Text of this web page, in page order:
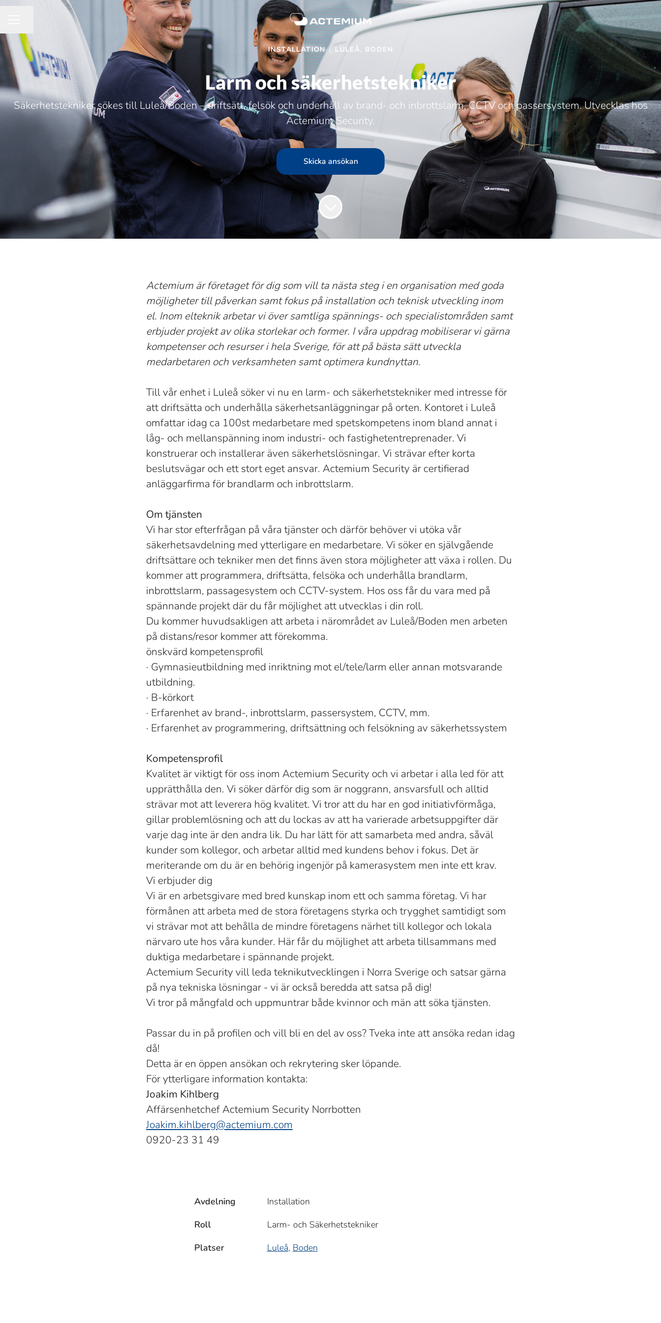
INSTALLATION · LULEÅ, BODEN
Larm och säkerhetstekniker
Säkerhetstekniker sökes till Luleå/Boden – driftsätt, felsök och underhåll av brand- och inbrottslarm, CCTV och passersystem. Utvecklas hos
Actemium Security.
Skicka ansökan
Actemium är företaget för dig som vill ta nästa steg i en organisation med goda
möjligheter till påverkan samt fokus på installation och teknisk utveckling inom
el. Inom elteknik arbetar vi över samtliga spännings- och specialistområden samt
erbjuder projekt av olika storlekar och former. I våra uppdrag mobiliserar vi gärna
kompetenser och resurser i hela Sverige, för att på bästa sätt utveckla
medarbetaren och verksamheten samt optimera kundnyttan.
Till vår enhet i Luleå söker vi nu en larm- och säkerhetstekniker med intresse för
att driftsätta och underhålla säkerhetsanläggningar på orten. Kontoret i Luleå
omfattar idag ca 100st medarbetare med spetskompetens inom bland annat i
låg- och mellanspänning inom industri- och fastighetentreprenader. Vi
konstruerar och installerar även säkerhetslösningar. Vi strävar efter korta
beslutsvägar och ett stort eget ansvar. Actemium Security är certifierad
anläggarfirma för brandlarm och inbrottslarm.
Om tjänsten
Vi har stor efterfrågan på våra tjänster och därför behöver vi utöka vår
säkerhetsavdelning med ytterligare en medarbetare. Vi söker en självgående
driftsättare och tekniker men det finns även stora möjligheter att växa i rollen. Du
kommer att programmera, driftsätta, felsöka och underhålla brandlarm,
inbrottslarm, passagesystem och CCTV-system. Hos oss får du vara med på
spännande projekt där du får möjlighet att utvecklas i din roll.
Du kommer huvudsakligen att arbeta i närområdet av Luleå/Boden men arbeten
på distans/resor kommer att förekomma.
önskvärd kompetensprofil
· Gymnasieutbildning med inriktning mot el/tele/larm eller annan motsvarande
utbildning.
· B-körkort
· Erfarenhet av brand-, inbrottslarm, passersystem, CCTV, mm.
· Erfarenhet av programmering, driftsättning och felsökning av säkerhetssystem
Kompetensprofil
Kvalitet är viktigt för oss inom Actemium Security och vi arbetar i alla led för att
upprätthålla den. Vi söker därför dig som är noggrann, ansvarsfull och alltid
strävar mot att leverera hög kvalitet. Vi tror att du har en god initiativförmåga,
gillar problemlösning och att du lockas av att ha varierade arbetsuppgifter där
varje dag inte är den andra lik. Du har lätt för att samarbeta med andra, såväl
kunder som kollegor, och arbetar alltid med kundens behov i fokus. Det är
meriterande om du är en behörig ingenjör på kamerasystem men inte ett krav.
Vi erbjuder dig
Vi är en arbetsgivare med bred kunskap inom ett och samma företag. Vi har
förmånen att arbeta med de stora företagens styrka och trygghet samtidigt som
vi strävar mot att behålla de mindre företagens närhet till kollegor och lokala
närvaro ute hos våra kunder. Här får du möjlighet att arbeta tillsammans med
duktiga medarbetare i spännande projekt.
Actemium Security vill leda teknikutvecklingen i Norra Sverige och satsar gärna
på nya tekniska lösningar - vi är också beredda att satsa på dig!
Vi tror på mångfald och uppmuntrar både kvinnor och män att söka tjänsten.
Passar du in på profilen och vill bli en del av oss? Tveka inte att ansöka redan idag
då!
Detta är en öppen ansökan och rekrytering sker löpande.
För ytterligare information kontakta:
Joakim Kihlberg
Affärsenhetchef Actemium Security Norrbotten
Joakim.kihlberg@actemium.com
0920-23 31 49
Avdelning
Installation
Roll
Larm- och Säkerhetstekniker
Platser
Luleå, Boden